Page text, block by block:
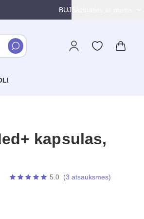
BUJ
kapsulas,
5.0 (3 atsauksmes)